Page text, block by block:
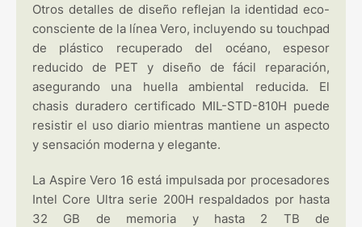
Otros detalles de diseño reflejan la identidad eco-
consciente de la línea Vero, incluyendo su touchpad
de plástico recuperado del océano, espesor
reducido de PET y diseño de fácil reparación,
asegurando una huella ambiental reducida. El
chasis duradero certificado MIL-STD-810H puede
resistir el uso diario mientras mantiene un aspecto
y sensación moderna y elegante.
La Aspire Vero 16 está impulsada por procesadores
Intel Core Ultra serie 200H respaldados por hasta
32 GB de memoria y hasta 2 TB de